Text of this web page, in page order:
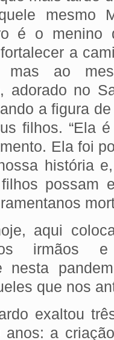
mesmo
é o menino
a
mas ao
adorado no
a figura
filhos. “Ela
Ela foi
história
possam
aqui
irmãos
nesta
que nos
exaltou
anos: a